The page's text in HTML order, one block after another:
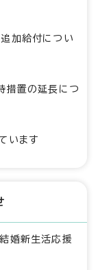
加給付につい
措置の延長につ
います
婚新生活応援